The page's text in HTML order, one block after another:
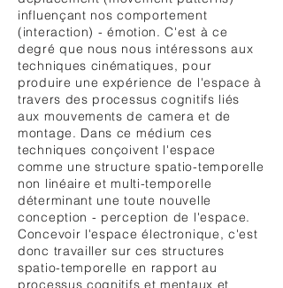
influençant nos comportement
(interaction) - émotion. C'est à ce
degré que nous nous intéressons aux
techniques cinématiques, pour
produire une expérience de l'espace à
travers des processus cognitifs liés
aux mouvements de camera et de
montage. Dans ce médium ces
techniques conçoivent l'espace
comme une structure spatio-temporelle
non linéaire et multi-temporelle
déterminant une toute nouvelle
conception - perception de l'espace.
Concevoir l'espace électronique, c'est
donc travailler sur ces structures
spatio-temporelle en rapport au
processus cognitifs et mentaux et